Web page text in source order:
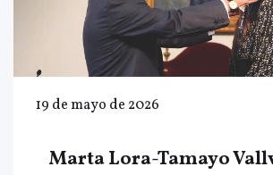
19 de mayo de 2026
Marta Lora-Tamayo